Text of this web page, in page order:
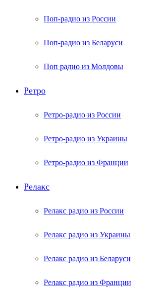
Поп-радио из России
Поп-радио из Беларуси
Поп радио из Молдовы
Ретро
Ретро-радио из России
Ретро-радио из Украины
Ретро-радио из Франции
Релакс
Релакс радио из России
Релакс радио из Украины
Релакс радио из Беларуси
Релакс радио из Франции